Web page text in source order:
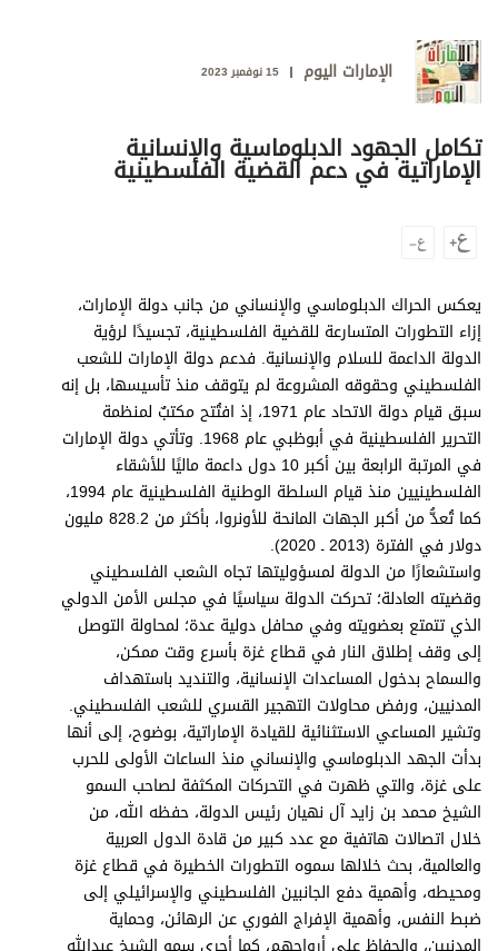
الترفيه
التعليم والمعرفة
الذكاء الاصطناعي
تغطيات
بودكاست
إنفوجراف
قصة صورة
كاريكتير
برامج
عدد اليوم
مواقيت الصلاة
الأحوال الجوية
الإمارات اليوم 15 نوفمبر 2023
تكامل الجهود الدبلوماسية والإنسانية
الإماراتية في دعم القضية الفلسطينية
يعكس الحراك الدبلوماسي والإنساني من جانب دولة الإمارات،
إزاء التطورات المتسارعة للقضية الفلسطينية، تجسيدًا لرؤية
الدولة الداعمة للسلام والإنسانية. فدعم دولة الإمارات للشعب
الفلسطيني وحقوقه المشروعة لم يتوقف منذ تأسيسها، بل إنه
سبق قيام دولة الاتحاد عام 1971، إذ افتُتح مكتبٌ لمنظمة
التحرير الفلسطينية في أبوظبي عام 1968. وتأتي دولة الإمارات
في المرتبة الرابعة بين أكبر 10 دول داعمة ماليًا للأشقاء
الفلسطينيين منذ قيام السلطة الوطنية الفلسطينية عام 1994،
كما تُعدُّ من أكبر الجهات المانحة للأونروا، بأكثر من 828.2 مليون
دولار في الفترة (2013 ـ 2020).
واستشعارًا من الدولة لمسؤوليتها تجاه الشعب الفلسطيني
وقضيته العادلة؛ تحركت الدولة سياسيًا في مجلس الأمن الدولي
الذي تتمتع بعضويته وفي محافل دولية عدة؛ لمحاولة التوصل
إلى وقف إطلاق النار في قطاع غزة بأسرع وقت ممكن،
والسماح بدخول المساعدات الإنسانية، والتنديد باستهداف
المدنيين، ورفض محاولات التهجير القسري للشعب الفلسطيني.
وتشير المساعي الاستثنائية للقيادة الإماراتية، بوضوح، إلى أنها
بدأت الجهد الدبلوماسي والإنساني منذ الساعات الأولى للحرب
على غزة، والتي ظهرت في التحركات المكثفة لصاحب السمو
الشيخ محمد بن زايد آل نهيان رئيس الدولة، حفظه الله، من
خلال اتصالات هاتفية مع عدد كبير من قادة الدول العربية
والعالمية، بحث خلالها سموه التطورات الخطيرة في قطاع غزة
ومحيطه، وأهمية دفع الجانبين الفلسطيني والإسرائيلي إلى
ضبط النفس، وأهمية الإفراج الفوري عن الرهائن، وحماية